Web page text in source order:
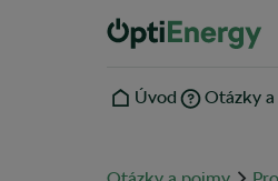
Úvod Otázky